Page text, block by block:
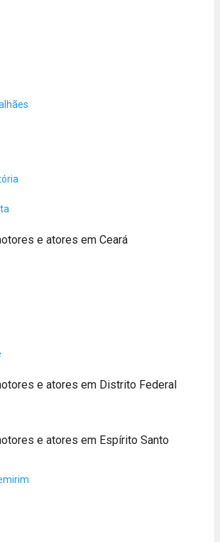
e atores em Ceará
e atores em Distrito Federal
e atores em Espírito Santo